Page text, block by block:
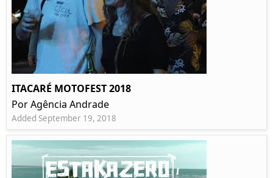
ITACARÉ MOTOFEST 2018
Por Agência Andrade
Added September 19, 2018